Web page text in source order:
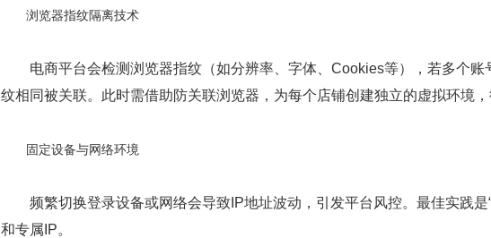
浏览器指纹隔离技术
电商平台会检测浏览器指纹（如分辨率、字体、Cookies等），若多个账
纹相同被关联。此时需借助防关联浏览器，为每个店铺创建独立的虚拟环境，
固定设备与网络环境
频繁切换登录设备或网络会导致IP地址波动，引发平台风控。最佳实践是
和专属IP。